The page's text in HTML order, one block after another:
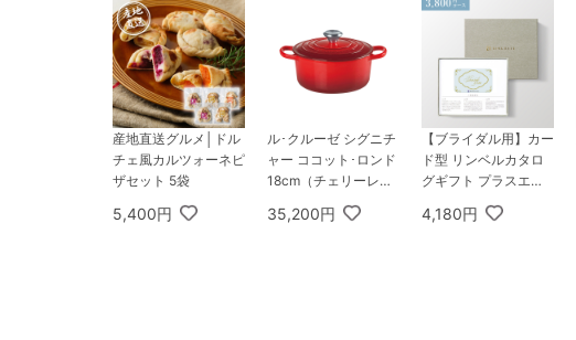
産地直送グルメ│ドル
チェ風カルツォーネピ
ザセット 5袋
5,400円
ル･クルーゼ シグニチ
ャー ココット･ロンド
18cm（チェリーレッ
35,200円
【ブライダル用】カー
ド型 リンベルカタロ
グギフト プラスエコ
CLASSIC） 3,800円
4,180円